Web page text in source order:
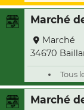
Marché
Marché
34670
Tous
Marché